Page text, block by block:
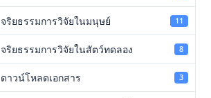
จริยธรรมการวิจัยในมนุษย์ 11
จริยธรรมการวิจัยในสัตว์ทดลอง 8
ดาวน์โหลดเอกสาร 3